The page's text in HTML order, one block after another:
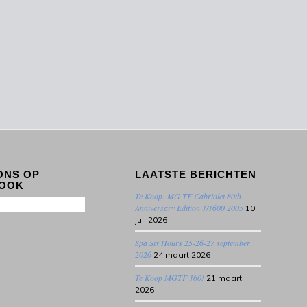
OP
LAATSTE BERICHTEN
Te Koop: MG TF Cabriolet 80th
Anniversary Edition 1/1600 2005 10
juli 2026
Spa Six Hours 25-26-27 september
2026 24 maart 2026
Te Koop MGTF 160! 21 maart
2026